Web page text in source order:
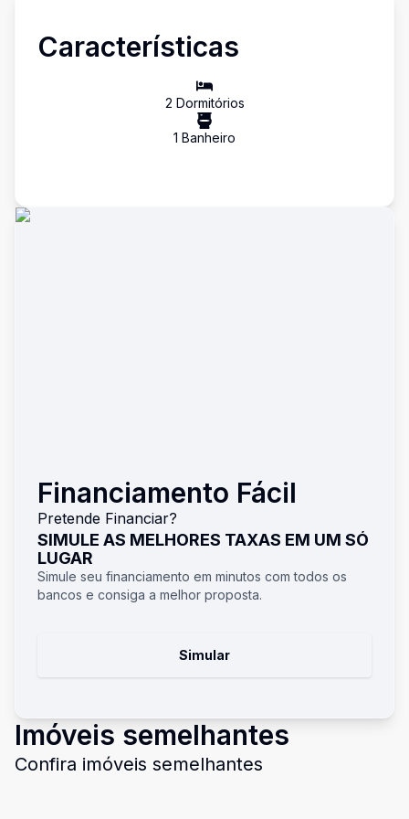
Características
2 Dormitórios
1 Banheiro
Financiamento Fácil
Pretende Financiar?
SIMULE AS MELHORES TAXAS EM UM SÓ
LUGAR
Simule seu financiamento em minutos com todos os
bancos e consiga a melhor proposta.
Simular
Imóveis semelhantes
Confira imóveis semelhantes